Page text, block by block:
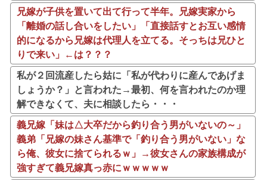
兄嫁が子供を置いて出て行って半年。兄嫁実家から
「離婚の話し合いをしたい」「直接話すとお互い感情
的になるから兄嫁は代理人を立てる。そっちは兄ひと
りで来い」←は？？？
私が２回流産したら姑に「私が代わりに産んであげま
しょうか？」と言われた→最初、何を言われたのか理
解できなくて、夫に相談したら・・・
義兄嫁「妹は△大卒だから釣り合う男がいないの～」
義弟「兄嫁の妹さん基準で「釣り合う男がいない」な
ら俺、彼女に捨てられるｗ」→彼女さんの家族構成が
強すぎて義兄嫁真っ赤にｗｗｗｗｗ